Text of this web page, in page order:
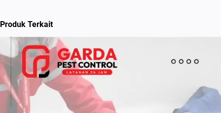
Produk Terkait